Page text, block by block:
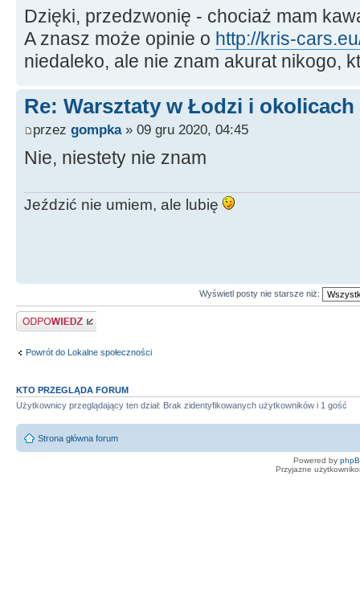
Dzięki, przedzwonię - chociaż mam
A znasz może opinie o http://kris-
niedaleko, ale nie znam akurat nikogo,
Re: Warsztaty w Łodzi i okolicach
przez gompka» 09 gru 2020, 04:45
Nie, niestety nie znam
Jeździć nie umiem, ale lubię
Wyświetl posty nie starsze niż:
Odpowiedz
Powrót do Lokalne społeczności
KTO PRZEGLĄDA FORUM
Użytkownicy przeglądający ten dział: Brak zidentyfikowanych użytkowników i 1 gość
Strona główna forum
Powered by
Przyjazne